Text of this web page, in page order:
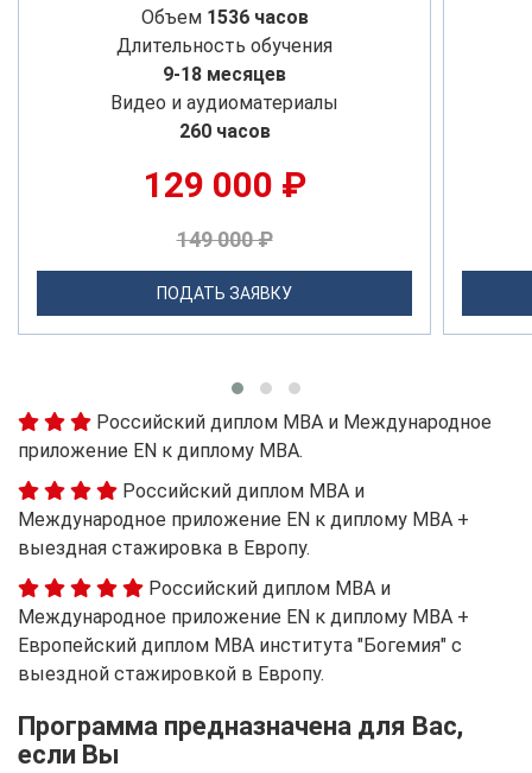
Объем 1536 часов
Длительность обучения
9-18 месяцев
Видео и аудиоматериалы
260 часов
129 000 ₽
149 000 ₽
ПОДАТЬ ЗАЯВКУ
Российский диплом MBA и Международное
приложение EN к диплому MBA.
Российский диплом MBA и
Международное приложение EN к диплому MBA +
выездная стажировка в Европу.
Российский диплом MBA и
Международное приложение EN к диплому MBA +
Европейский диплом MBA института "Богемия" с
выездной стажировкой в Европу.
Программа предназначена для Вас,
если Вы